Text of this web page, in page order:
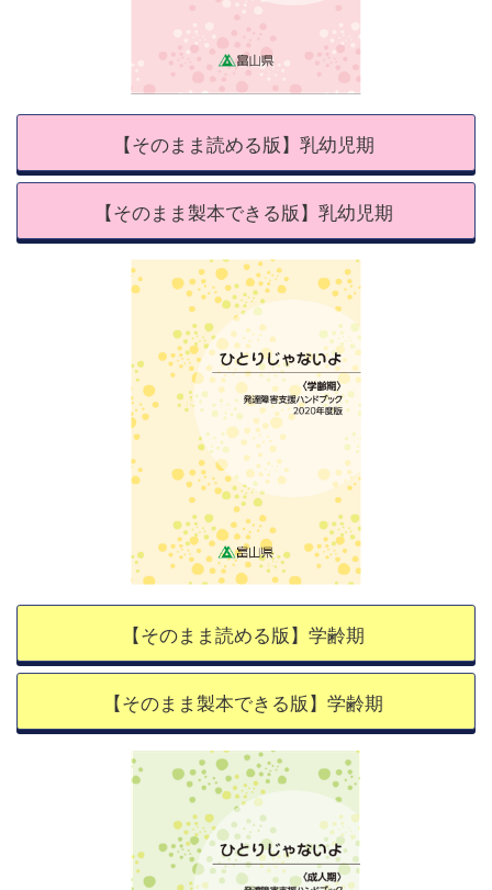
【そのまま読める版】乳幼児期
【そのまま製本できる版】乳幼児期
【そのまま読める版】学齢期
【そのまま製本できる版】学齢期